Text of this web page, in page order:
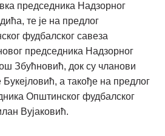
председника Надзорног
те је на предлог
фудбалског савеза
председника Надзорног
Збућновић, док су чланови
а такође на предлог
Општинског фудбалског
Вујаковић.